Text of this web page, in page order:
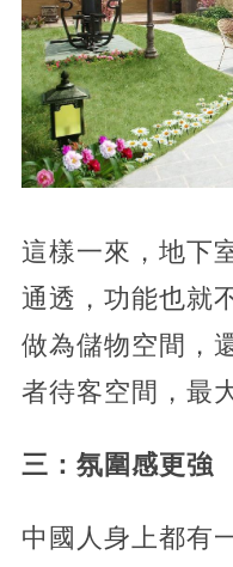
這樣一來，地下
通透，功能也就
做為儲物空間，
者待客空間，最
三：氛圍感更強
中國人身上都有